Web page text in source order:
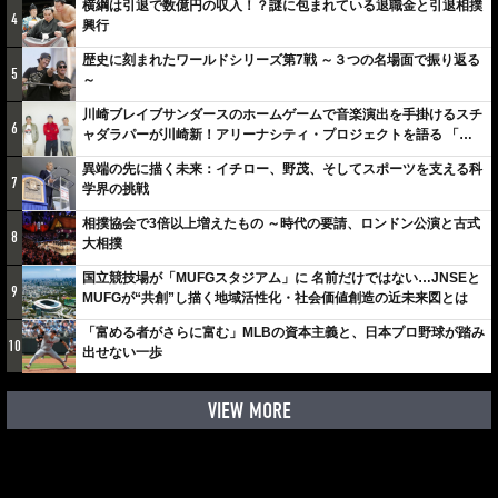
4
横綱は引退で数億円の収入！？謎に包まれている退職金と引退相撲
興行
5
歴史に刻まれたワールドシリーズ第7戦 ～３つの名場面で振り返る
～
6
川崎ブレイブサンダースのホームゲームで音楽演出を手掛けるスチ
ャダラパーが川崎新！アリーナシティ・プロジェクトを語る 「楽
しみでしかないでしょ。川崎は、ずっと成長曲線だから」
7
異端の先に描く未来：イチロー、野茂、そしてスポーツを支える科
学界の挑戦
8
相撲協会で3倍以上増えたもの ～時代の要請、ロンドン公演と古式
大相撲
9
国立競技場が「MUFGスタジアム」に 名前だけではない…JNSEと
MUFGが“共創”し描く地域活性化・社会価値創造の近未来図とは
10
「富める者がさらに富む」MLBの資本主義と、日本プロ野球が踏み
出せない一歩
VIEW MORE